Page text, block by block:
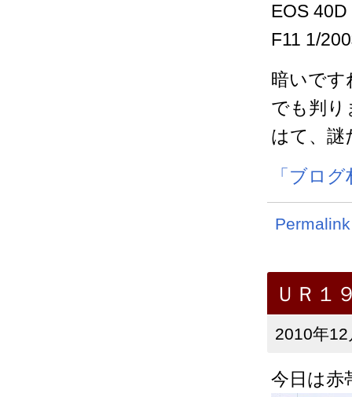
EOS
F11 1/
暗いです
でも判り
はて、謎
「ブロ
Permalink
ＵＲ１
2010年
今日は赤